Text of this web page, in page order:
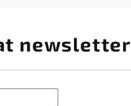
newsletter